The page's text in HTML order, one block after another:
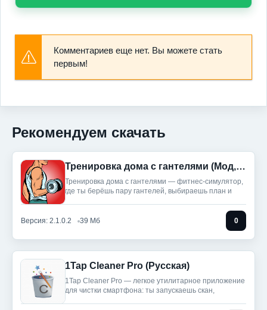
Комментариев еще нет. Вы можете стать
первым!
Рекомендуем скачать
Тренировка дома с гантелями (Мод, Unlocked)
Тренировка дома с гантелями — фитнес‑симулятор,
где ты берёшь пару гантелей, выбираешь план и
Версия: 2.1.0.2 39 Мб 0
1Tap Cleaner Pro (Русская)
1Tap Cleaner Pro — легкое утилитарное приложение
для чистки смартфона: ты запускаешь скан,